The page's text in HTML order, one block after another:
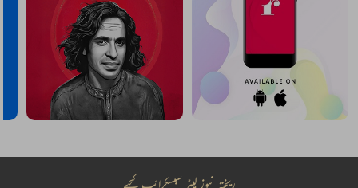
ریختہ نیوز لیٹر سبسکرائب کیجیے